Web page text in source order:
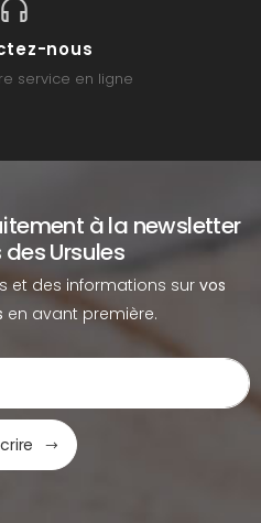
nous
service en ligne
à la newsletter
Ursules
et des informations sur vos
en avant première.